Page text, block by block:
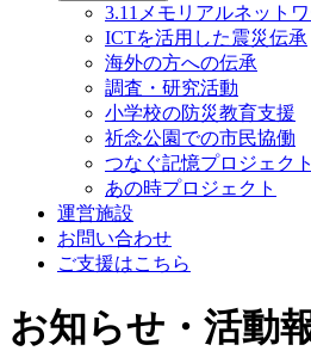
3.11メモリアルネット
ICTを活用した震災伝承
海外の方への伝承
調査・研究活動
小学校の防災教育支援
祈念公園での市民協働
つなぐ記憶プロジェクト
あの時プロジェクト
運営施設
お問い合わせ
ご支援はこちら
お知らせ・活動